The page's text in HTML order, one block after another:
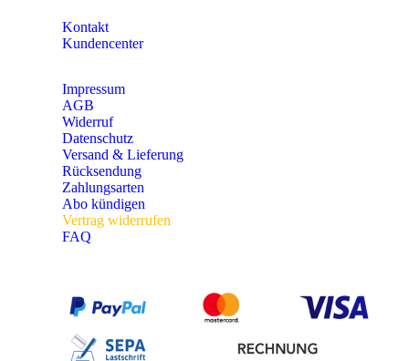
Kontakt
Kundencenter
Impressum
AGB
Widerruf
Datenschutz
Versand & Lieferung
Rücksendung
Zahlungsarten
Abo kündigen
Vertrag widerrufen
FAQ